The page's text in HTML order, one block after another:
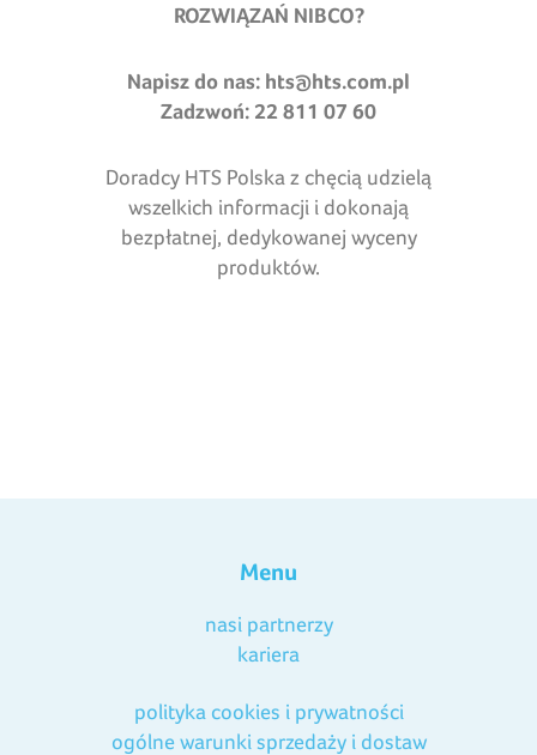
ROZWIĄZAŃ NIBCO?
Napisz do nas: hts@hts.com.pl
Zadzwoń: 22 811 07 60
Doradcy HTS Polska z chęcią udzielą
wszelkich informacji i dokonają
bezpłatnej, dedykowanej wyceny
produktów.
Menu
nasi partnerzy
kariera
polityka cookies i prywatności
ogólne warunki sprzedaży i dostaw